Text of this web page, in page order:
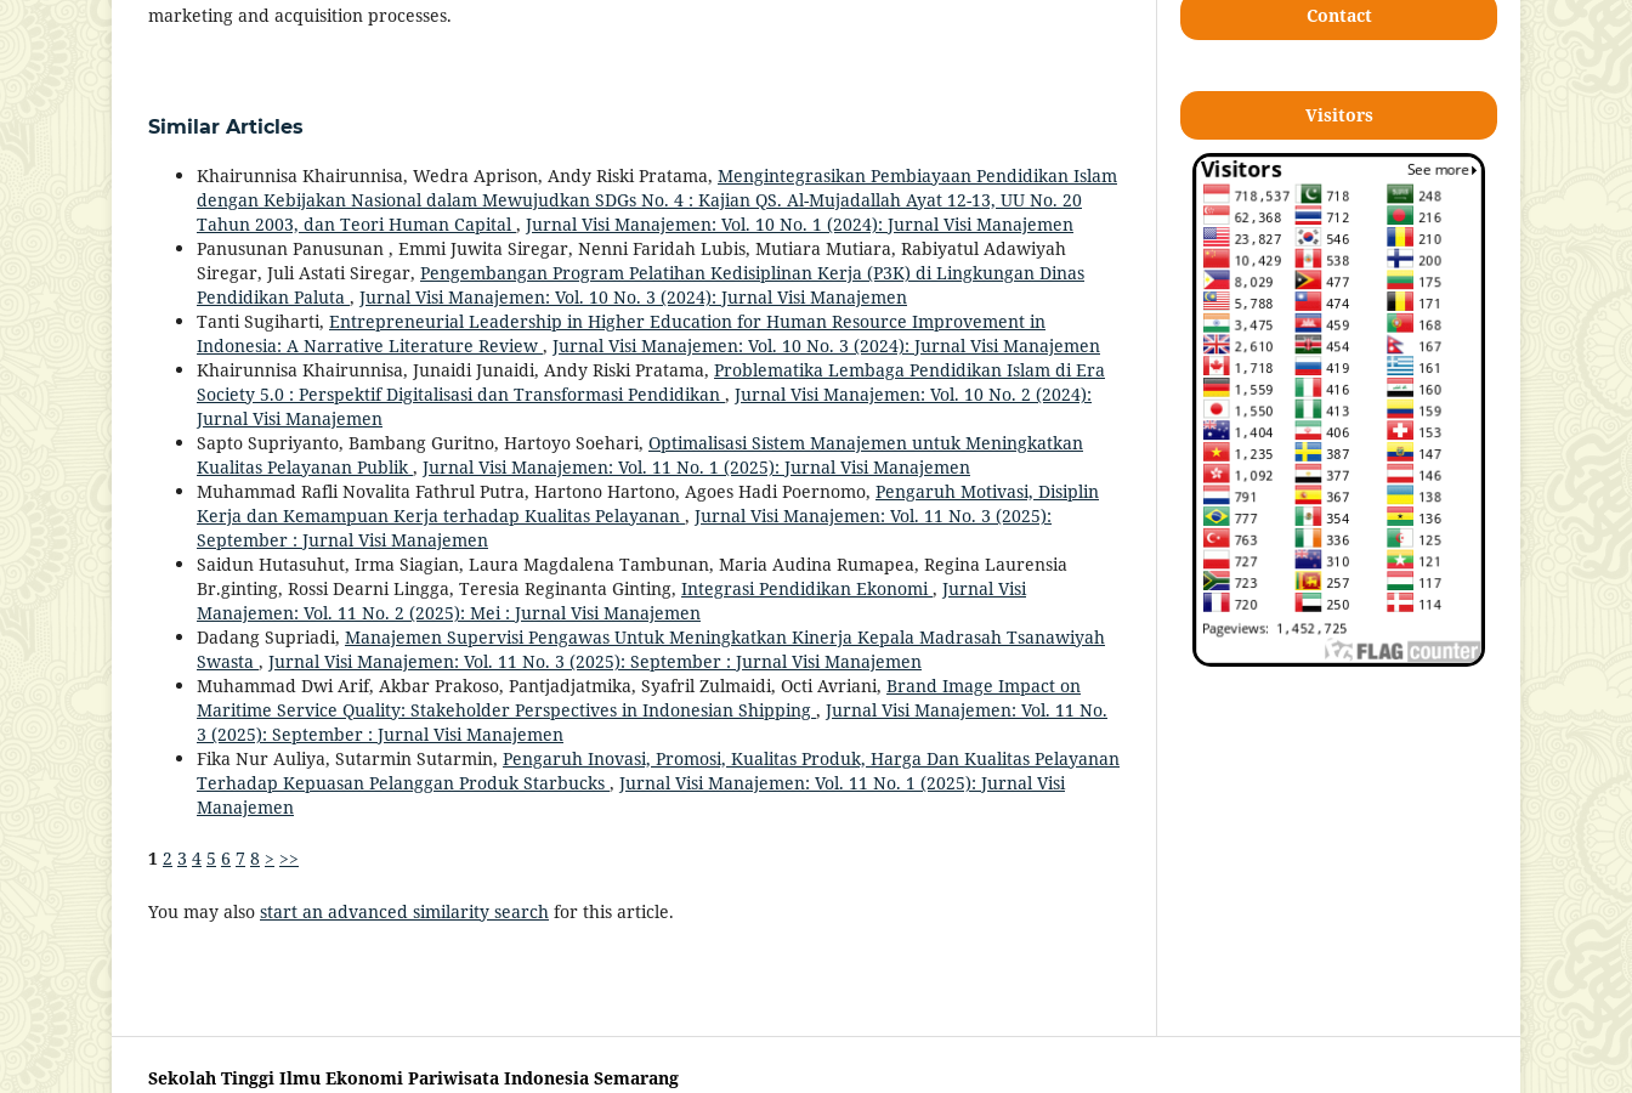
marketing and acquisition processes.
Similar Articles
Khairunnisa Khairunnisa, Wedra Aprison, Andy Riski Pratama, Mengintegrasikan Pembiayaan Pendidikan Islam
dengan Kebijakan Nasional dalam Mewujudkan SDGs No. 4 : Kajian QS. Al-Mujadallah Ayat 12-13, UU No. 20
Tahun 2003, dan Teori Human Capital , Jurnal Visi Manajemen: Vol. 10 No. 1 (2024): Jurnal Visi Manajemen
Panusunan Panusunan , Emmi Juwita Siregar, Nenni Faridah Lubis, Mutiara Mutiara, Rabiyatul Adawiyah
Siregar, Juli Astati Siregar, Pengembangan Program Pelatihan Kedisiplinan Kerja (P3K) di Lingkungan Dinas
Pendidikan Paluta , Jurnal Visi Manajemen: Vol. 10 No. 3 (2024): Jurnal Visi Manajemen
Tanti Sugiharti, Entrepreneurial Leadership in Higher Education for Human Resource Improvement in
Indonesia: A Narrative Literature Review , Jurnal Visi Manajemen: Vol. 10 No. 3 (2024): Jurnal Visi Manajemen
Khairunnisa Khairunnisa, Junaidi Junaidi, Andy Riski Pratama, Problematika Lembaga Pendidikan Islam di Era
Society 5.0 : Perspektif Digitalisasi dan Transformasi Pendidikan , Jurnal Visi Manajemen: Vol. 10 No. 2 (2024):
Jurnal Visi Manajemen
Sapto Supriyanto, Bambang Guritno, Hartoyo Soehari, Optimalisasi Sistem Manajemen untuk Meningkatkan
Kualitas Pelayanan Publik, Jurnal Visi Manajemen: Vol. 11 No. 1 (2025): Jurnal Visi Manajemen
Muhammad Rafli Novalita Fathrul Putra, Hartono Hartono, Agoes Hadi Poernomo, Pengaruh Motivasi, Disiplin
Kerja dan Kemampuan Kerja terhadap Kualitas Pelayanan , Jurnal Visi Manajemen: Vol. 11 No. 3 (2025):
September : Jurnal Visi Manajemen
Saidun Hutasuhut, Irma Siagian, Laura Magdalena Tambunan, Maria Audina Rumapea, Regina Laurensia
Br.ginting, Rossi Dearni Lingga, Teresia Reginanta Ginting, Integrasi Pendidikan Ekonomi, Jurnal Visi
Manajemen: Vol. 11 No. 2 (2025): Mei : Jurnal Visi Manajemen
Dadang Supriadi, Manajemen Supervisi Pengawas Untuk Meningkatkan Kinerja Kepala Madrasah Tsanawiyah
Swasta , Jurnal Visi Manajemen: Vol. 11 No. 3 (2025): September : Jurnal Visi Manajemen
Muhammad Dwi Arif, Akbar Prakoso, Pantjadjatmika, Syafril Zulmaidi, Octi Avriani, Brand Image Impact on
Maritime Service Quality: Stakeholder Perspectives in Indonesian Shipping , Jurnal Visi Manajemen: Vol. 11 No.
3 (2025): September : Jurnal Visi Manajemen
Fika Nur Auliya, Sutarmin Sutarmin, Pengaruh Inovasi, Promosi, Kualitas Produk, Harga Dan Kualitas Pelayanan
Terhadap Kepuasan Pelanggan Produk Starbucks , Jurnal Visi Manajemen: Vol. 11 No. 1 (2025): Jurnal Visi
Manajemen
1 2 3 4 5 6 7 8 > >>
You may also start an advanced similarity search for this article.
Contact
Visitors
Sekolah Tinggi Ilmu Ekonomi Pariwisata Indonesia Semarang